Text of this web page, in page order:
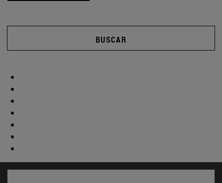
BUSCAR